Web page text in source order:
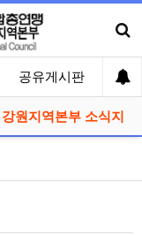
공유게시판 선거
강원지역본부 소식지